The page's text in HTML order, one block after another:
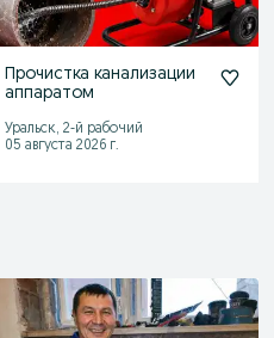
Прочистка канализации
аппаратом
Уральск, 2-й рабочий
05 августа 2026 г.